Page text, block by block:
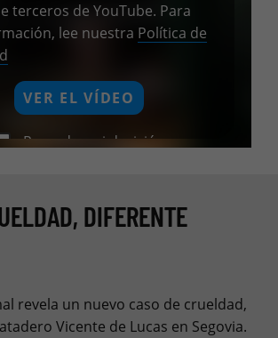
terceros de YouTube. Para
lee nuestra Política de
VER EL VÍDEO
Recordar mi decisión
DIFERENTE
revela un nuevo caso de crueldad,
Vicente de Lucas en Segovia.